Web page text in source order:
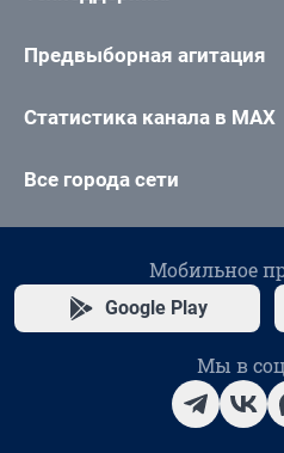
Предвыборная агитация
Статистика канала в MAX
Все города сети
Мобильное
Google Play
Мы в